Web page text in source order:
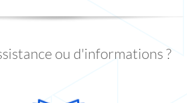
ou d'informations ?